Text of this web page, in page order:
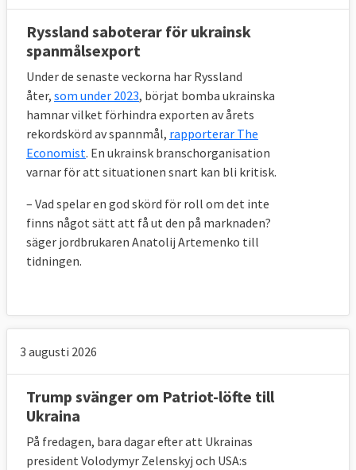
Ryssland saboterar för ukrainsk
spanmålsexport
Under de senaste veckorna har Ryssland
åter, som under 2023, börjat bomba ukrainska
hamnar vilket förhindra exporten av årets
rekordskörd av spannmål, rapporterar The
Economist. En ukrainsk branschorganisation
varnar för att situationen snart kan bli kritisk.
– Vad spelar en god skörd för roll om det inte
finns något sätt att få ut den på marknaden?
säger jordbrukaren Anatolij Artemenko till
tidningen.
3 augusti 2026
Trump svänger om Patriot-löfte till
Ukraina
På fredagen, bara dagar efter att Ukrainas
president Volodymyr Zelenskyj och USA:s